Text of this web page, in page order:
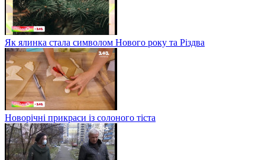
Як ялинка стала символом Нового року та Різдва
Новорічні прикраси із солоного тіста